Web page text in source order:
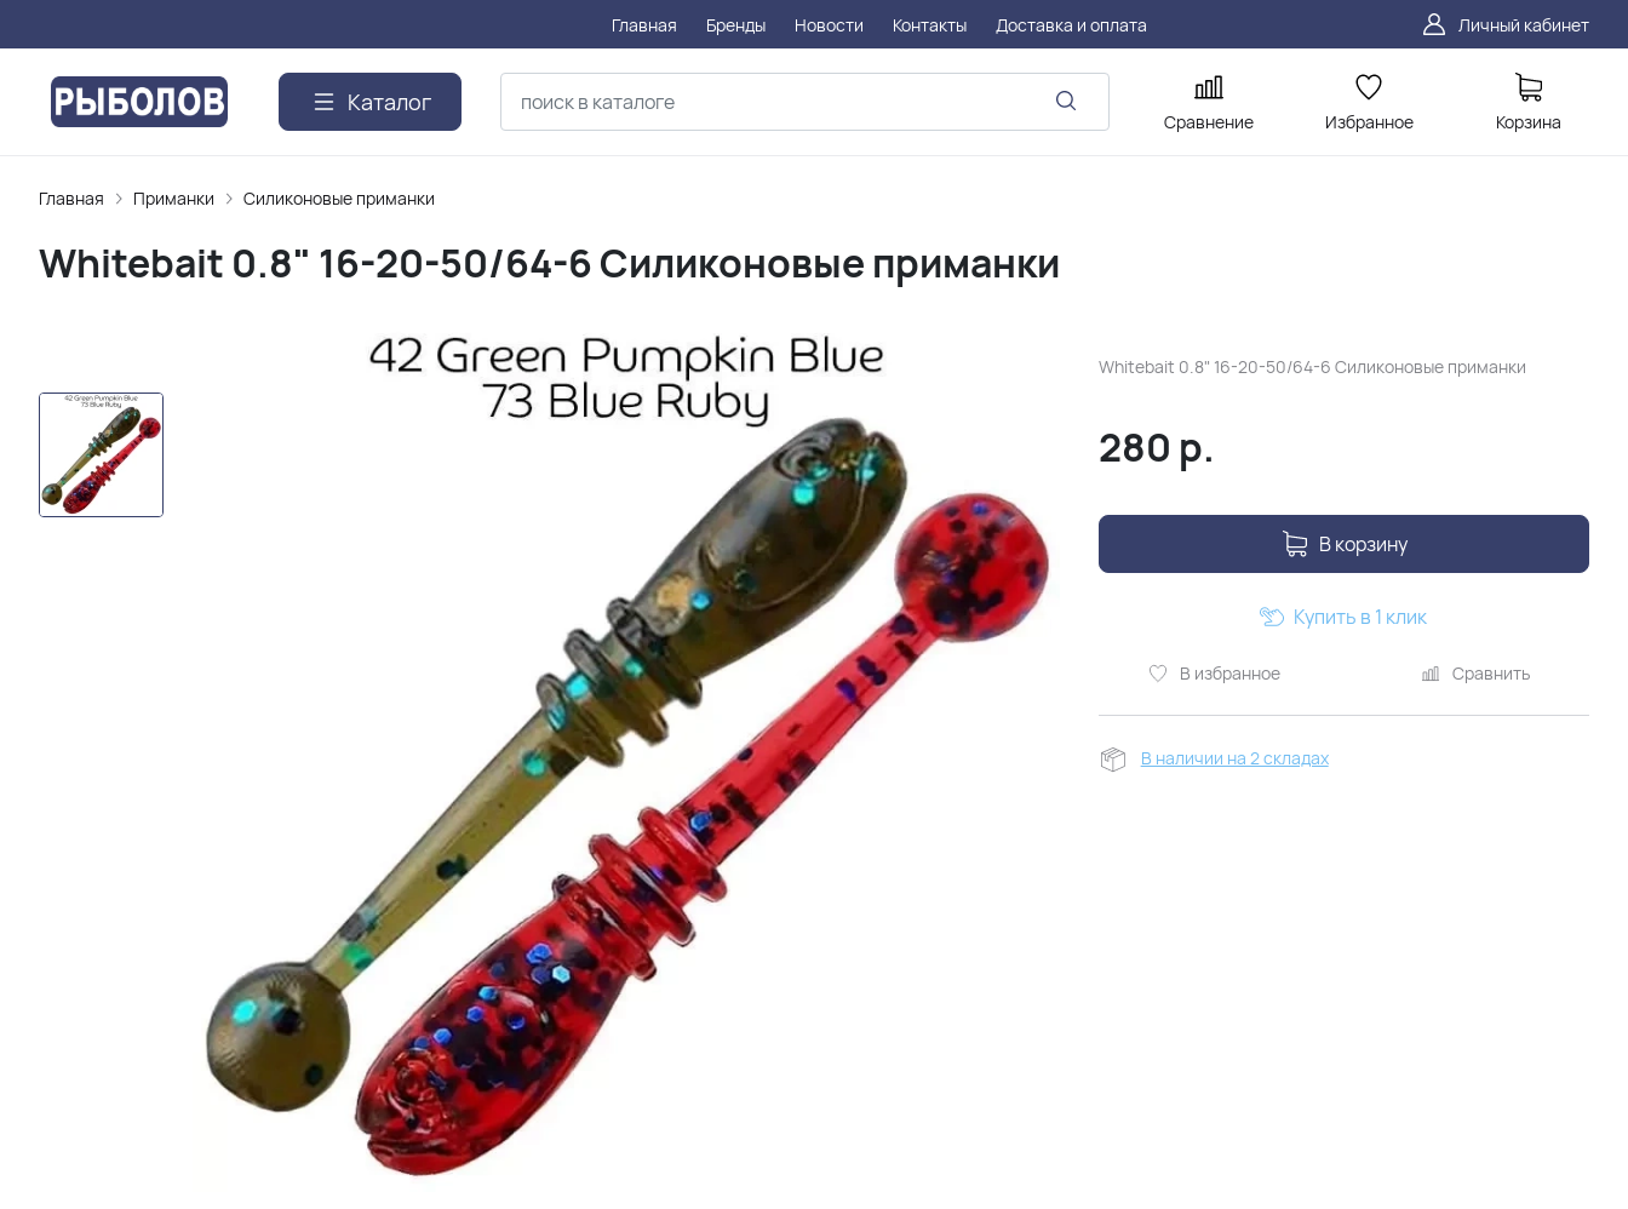
Главная Бренды Новости Контакты Доставка и оплата Личный кабинет
Каталог
Сравнение Избранное Корзина
Главная Приманки Силиконовые приманки
Whitebait 0.8" 16-20-50/64-6 Силиконовые приманки
Whitebait 0.8" 16-20-50/64-6 Силиконовые приманки
280 р.
В корзину
В избранное Сравнить
Купить в 1 клик
В наличии на 2 складах